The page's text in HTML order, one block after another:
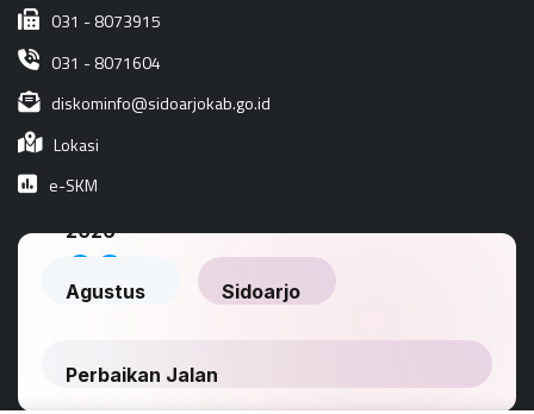
031 - 8073915
031 - 8071604
diskominfo@sidoarjokab.go.id
Lokasi
e-SKM